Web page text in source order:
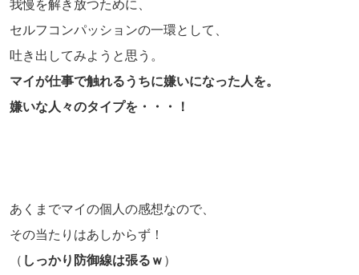
我慢を解き放つために、
セルフコンパッションの一環として、
吐き出してみようと思う。
マイが仕事で触れるうちに嫌いになった人を。
嫌いな人々のタイプを・・・！
あくまでマイの個人の感想なので、
その当たりはあしからず！
（ しっかり防御線は張るｗ ）